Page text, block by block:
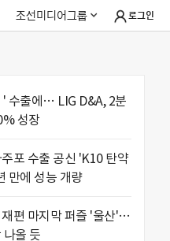
조선미디어그룹 로그인